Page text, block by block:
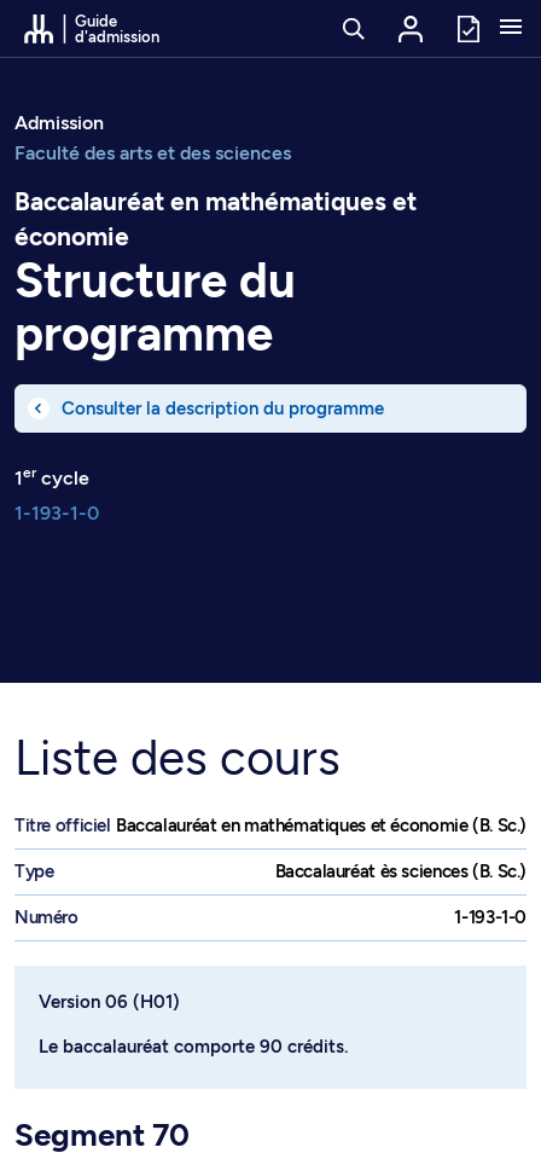
Passer au contenu
Guide
d'admission
Admission
Faculté des arts et des sciences
Baccalauréat en mathématiques et
économie
Structure du
programme
Consulter la description du programme
1ercycle
1-193-1-0
Liste des cours
Titre officiel Baccalauréat en mathématiques et économie (B. Sc.)
Type Baccalauréat ès sciences (B. Sc.)
Numéro 1-193-1-0
Version 06 (H01)
Le baccalauréat comporte 90 crédits.
Segment 70